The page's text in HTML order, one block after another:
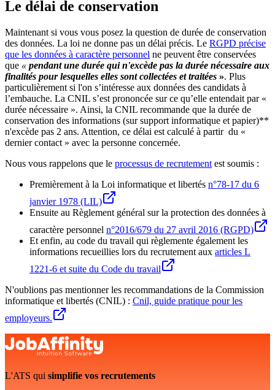
Le délai de conservation
Maintenant si vous vous posez la question de durée de conservation
des données. La loi ne donne pas un délai précis. Le RGPD précise
que les données à caractère personnel ne peuvent être conservées
que « pendant une durée qui n'excède pas la durée nécessaire aux
finalités pour lesquelles elles sont collectées et traitées ». Plus
particulièrement si l'on s’intéresse aux données des candidats à
l’embauche. La CNIL s’est prononcée sur ce qu’elle entendait par «
durée nécessaire ». Ainsi, la CNIL recommande que la durée de
conservation des informations (sur support informatique et papier)**
n'excède pas 2 ans. Attention, ce délai est calculé à partir du «
dernier contact » avec la personne concernée.
Nous vous rappelons que le processus de recrutement est soumis :
Premièrement à la Loi informatique et libertés n°78-17 du 6
janvier 1978 (LIL)
Ensuite au Règlement général sur la protection des données à
caractère personnel n°2016/679 du 27 avril 2016 (RGPD)
Et enfin, au code du travail qui règlemente également les
informations recueillies lors du recrutement aux articles L
1221-6 et suite du Code du travail
N'oublions pas mentionner les recommandations de la Commission
informatique et libertés (CNIL) : Cnil, guide pratique pour les
employeurs.
L'ATS qui simplifie vos recrutements